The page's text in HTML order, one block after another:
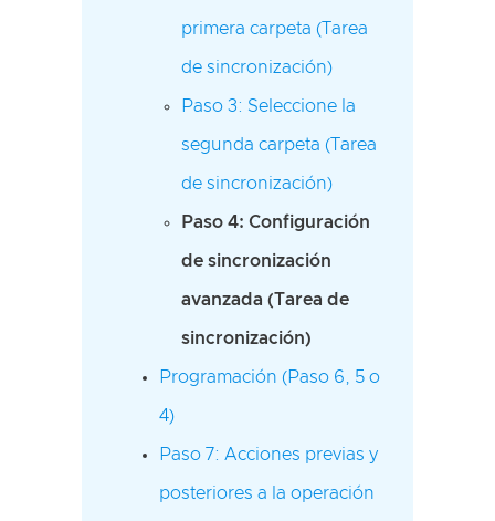
primera carpeta (Tarea
de sincronización)
Paso 3: Seleccione la
segunda carpeta (Tarea
de sincronización)
Paso 4: Configuración
de sincronización
avanzada (Tarea de
sincronización)
Programación (Paso 6, 5 o
4)
Paso 7: Acciones previas y
posteriores a la operación